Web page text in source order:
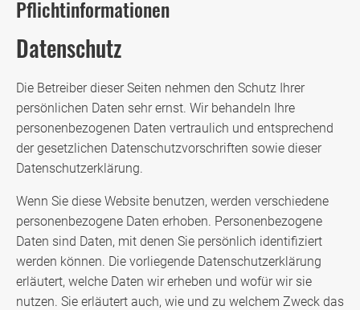
Pflichtinformationen
Datenschutz
Die Betreiber dieser Seiten nehmen den Schutz Ihrer
persönlichen Daten sehr ernst. Wir behandeln Ihre
personenbezogenen Daten vertraulich und entsprechend
der gesetzlichen Datenschutzvorschriften sowie dieser
Datenschutzerklärung.
Wenn Sie diese Website benutzen, werden verschiedene
personenbezogene Daten erhoben. Personenbezogene
Daten sind Daten, mit denen Sie persönlich identifiziert
werden können. Die vorliegende Datenschutzerklärung
erläutert, welche Daten wir erheben und wofür wir sie
nutzen. Sie erläutert auch, wie und zu welchem Zweck das